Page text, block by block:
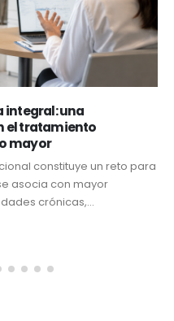
integral: una
el tratamiento
mayor
constituye un reto para
asocia con mayor
crónicas,...